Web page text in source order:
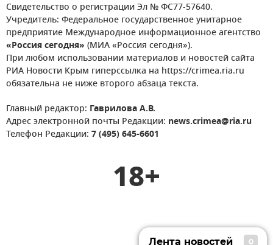
Свидетельство о регистрации Эл № ФС77-57640.
Учредитель: Федеральное государственное унитарное
предприятие Международное информационное агентство
«Россия сегодня» (МИА «Россия сегодня»).
При любом использовании материалов и новостей сайта
РИА Новости Крым гиперссылка на https://crimea.ria.ru
обязательна не ниже второго абзаца текста.
Главный редактор: Гаврилова А.В.
Адрес электронной почты Редакции: news.crimea@ria.ru
Телефон Редакции: 7 (495) 645-6601
18+
Лента новостей 0